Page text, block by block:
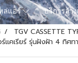
ล่แอร์ บริการล้า
TGV CASSETTE
แคเรียร์ รุ่นฝังฝ้า 4 ทิศ